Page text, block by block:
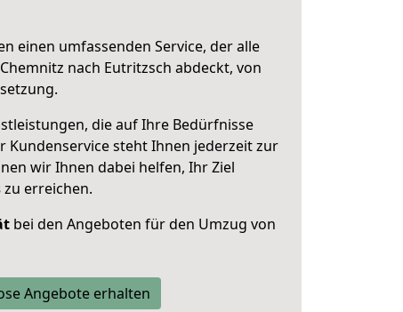
einen umfassenden Service, der alle
nach Eutritzsch abdeckt, von
die auf Ihre Bedürfnisse
Kundenservice steht Ihnen jederzeit zur
wir Ihnen dabei helfen, Ihr Ziel
zu erreichen.
bei den Angeboten für den Umzug von
Angebote erhalten